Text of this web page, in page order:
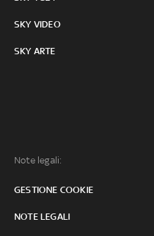
SKY VIDEO
SKY ARTE
Note legali:
GESTIONE COOKIE
NOTE LEGALI